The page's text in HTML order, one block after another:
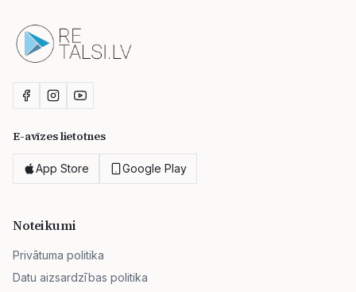
E-avīzes lietotnes
App Store Google Play
Noteikumi
Privātuma politika
Datu aizsardzības politika